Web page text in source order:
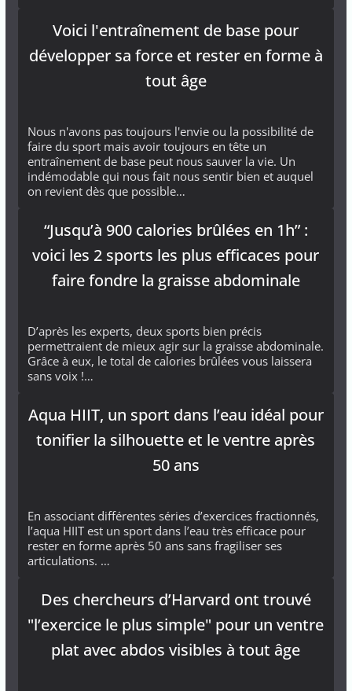
Voici l'entraînement de base pour
développer sa force et rester en forme à
tout âge
Nous n'avons pas toujours l'envie ou la possibilité de
faire du sport mais avoir toujours en tête un
entraînement de base peut nous sauver la vie. Un
indémodable qui nous fait nous sentir bien et auquel
on revient dès que possible…
“Jusqu’à 900 calories brûlées en 1h” :
voici les 2 sports les plus efficaces pour
faire fondre la graisse abdominale
D’après les experts, deux sports bien précis
permettraient de mieux agir sur la graisse abdominale.
Grâce à eux, le total de calories brûlées vous laissera
sans voix !…
Aqua HIIT, un sport dans l’eau idéal pour
tonifier la silhouette et le ventre après
50 ans
En associant différentes séries d’exercices fractionnés,
l’aqua HIIT est un sport dans l’eau très efficace pour
rester en forme après 50 ans sans fragiliser ses
articulations. …
Des chercheurs d’Harvard ont trouvé
"l’exercice le plus simple" pour un ventre
plat avec abdos visibles à tout âge